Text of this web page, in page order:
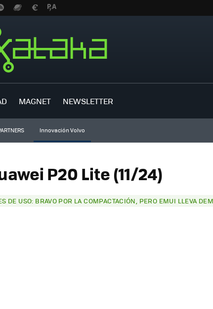
MAGNET NEWSLETTER
Innovación Volvo
P20 Lite (11/24)
DE USO: BRAVO POR LA COMPACTACIÓN, PERO EMUI LLEVA